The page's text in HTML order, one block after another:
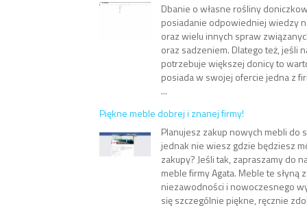
Dbanie o własne rośliny
posiadanie odpowiedniej wiedzy
oraz wielu innych spraw
oraz sadzeniem. Dlatego też, jeśli
potrzebuje większej donicy to
posiada w swojej ofercie jedna z
...
Piękne meble dobrej i znanej firmy!
Planujesz zakup nowych mebli do
jednak nie wiesz gdzie będziesz
zakupy? Jeśli tak, zapraszamy do
meble firmy Agata. Meble te słyną
niezawodności i nowoczesnego
się szczególnie piękne, ręcznie